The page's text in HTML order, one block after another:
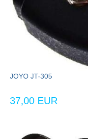
JOYO JT-305
37,00 EUR